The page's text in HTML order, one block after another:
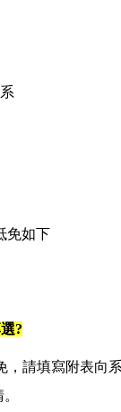
免如下
?
，請填寫附表向